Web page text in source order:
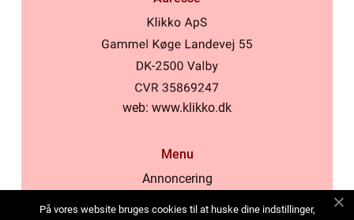
web: www.klikko.dk
Menu
Annoncering
På vores website bruges cookies til at huske dine indstillinger,